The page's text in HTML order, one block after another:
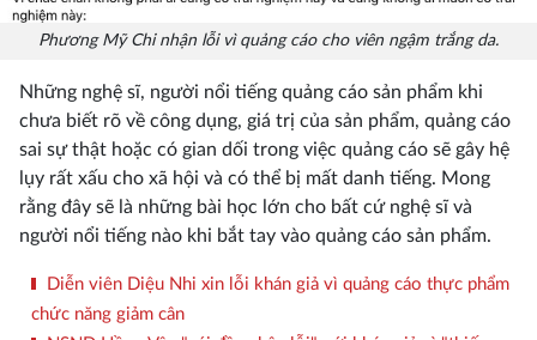
Phương Mỹ Chi nhận lỗi vì quảng cáo cho viên ngậm trắng da.
Những nghệ sĩ, người nổi tiếng quảng cáo sản phẩm khi
chưa biết rõ về công dụng, giá trị của sản phẩm, quảng cáo
sai sự thật hoặc có gian dối trong việc quảng cáo sẽ gây hệ
lụy rất xấu cho xã hội và có thể bị mất danh tiếng. Mong
rằng đây sẽ là những bài học lớn cho bất cứ nghệ sĩ và
người nổi tiếng nào khi bắt tay vào quảng cáo sản phẩm.
Diễn viên Diệu Nhi xin lỗi khán giả vì quảng cáo thực phẩm
chức năng giảm cân